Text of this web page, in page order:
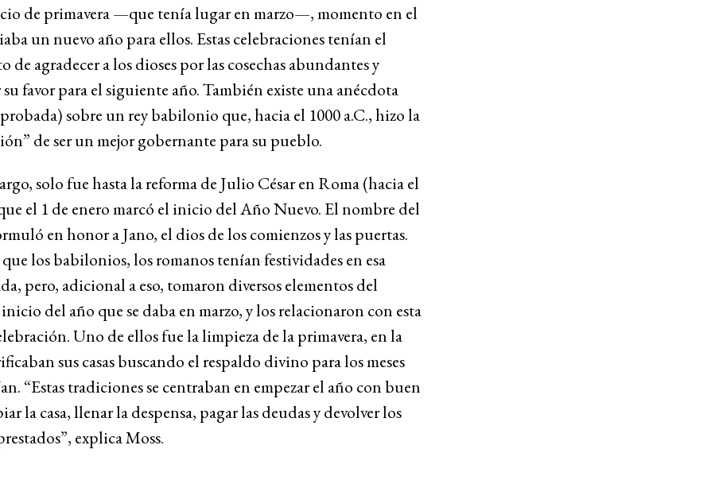
de primavera —que tenía lugar en marzo—, momento en el
un nuevo año para ellos. Estas celebraciones tenían el
de agradecer a los dioses por las cosechas abundantes y
su favor para el siguiente año. También existe una anécdota
sobre un rey babilonio que, hacia el 1000 a.C., hizo la
de ser un mejor gobernante para su pueblo.
solo fue hasta la reforma de Julio César en Roma (hacia el
el 1 de enero marcó el inicio del Año Nuevo. El nombre del
en honor a Jano, el dios de los comienzos y las puertas.
los babilonios, los romanos tenían festividades en esa
pero, adicional a eso, tomaron diversos elementos del
del año que se daba en marzo, y los relacionaron con esta
Uno de ellos fue la limpieza de la primavera, en la
sus casas buscando el respaldo divino para los meses
“Estas tradiciones se centraban en empezar el año con buen
la casa, llenar la despensa, pagar las deudas y devolver los
explica Moss.